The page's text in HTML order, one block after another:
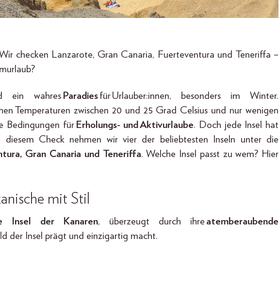
checken Lanzarote, Gran Canaria, Fuerteventura und Teneriffa –
ein wahres Paradiesfür Urlauber:innen, besonders im Winter.
Temperaturen zwischen 20 und 25 Grad Celsius und nur wenigen
Bedingungen für Erholungs- und Aktivurlaube. Doch jede Insel hat
diesem Check nehmen wir vier der beliebtesten Inseln unter die
Gran Canaria und Teneriffa. Welche Insel passt zu wem? Hier
mit Stil
Insel der Kanaren, überzeugt durch ihre atemberaubende
der Insel prägt und einzigartig macht.